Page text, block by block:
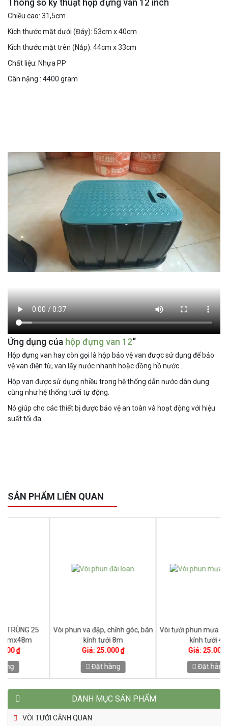
Thông số kỹ thuật hộp đựng van 12 inch
Chiều cao: 31,5cm
Kích thước mặt dưới (Đáy): 53cm x 40cm
Kích thước mặt trên (Nắp): 44cm x 33cm
Chất liệu: Nhựa PP
Cân nặng : 4400 gram
Ứng dụng của hộp đựng van 12“
Hộp đựng van hay còn gọi là hộp bảo vệ van được sử dụng để bảo
vệ van điện từ, van lấy nước nhanh hoặc đồng hồ nước…
Hộp van được sử dụng nhiều trong hệ thống dẫn nước dân dụng
cũng như hệ thống tưới tự động.
Nó giúp cho các thiết bị được bảo vệ an toàn và hoạt động với hiệu
suất tối đa.
SẢN PHẨM LIÊN QUAN
Vòi phun va đập, chỉnh góc, bán
Giá: 25.000 ₫
Vòi tưới phun mưa Gyronet bán
Giá: 25.000 ₫
DANH MỤC SẢN PHẨM
VÒI TƯỚI CẢNH QUAN